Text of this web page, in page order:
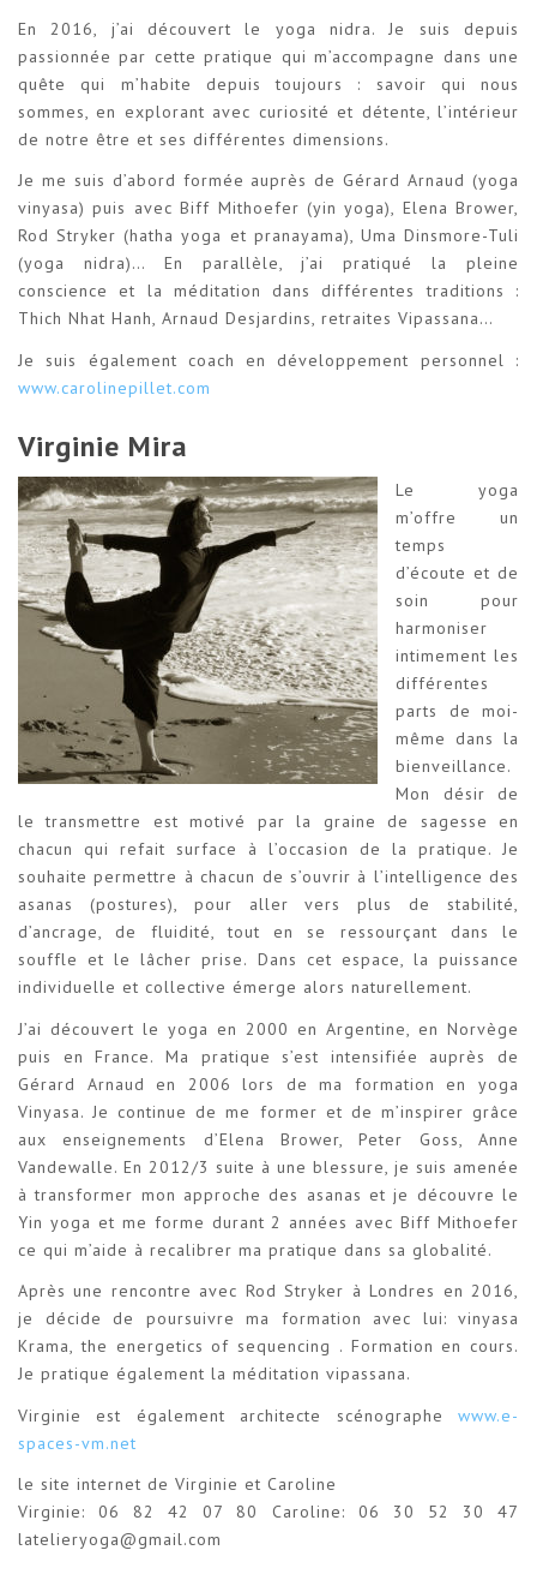
En 2016, j’ai découvert le yoga nidra. Je suis depuis
passionnée par cette pratique qui m’accompagne dans une
quête qui m’habite depuis toujours : savoir qui nous
sommes, en explorant avec curiosité et détente, l’intérieur
de notre être et ses différentes dimensions.
Je me suis d’abord formée auprès de Gérard Arnaud (yoga
vinyasa) puis avec Biff Mithoefer (yin yoga), Elena Brower,
Rod Stryker (hatha yoga et pranayama), Uma Dinsmore-Tuli
(yoga nidra)… En parallèle, j’ai pratiqué la pleine
conscience et la méditation dans différentes traditions :
Thich Nhat Hanh, Arnaud Desjardins, retraites Vipassana…
​Je suis également coach en développement personnel :
www.carolinepillet.com
Virginie Mira
Le yoga
m’offre un
temps
d’écoute et de
soin pour
harmoniser
intimement les
différentes
parts de moi-
même dans la
bienveillance.
Mon désir de
le transmettre est motivé par la graine de sagesse en
chacun qui refait surface à l’occasion de la pratique. Je
souhaite permettre à chacun de s’ouvrir à l’intelligence des
asanas (postures), pour aller vers plus de stabilité,
d’ancrage, de fluidité, tout en se ressourçant dans le
souffle et le lâcher prise. Dans cet espace, la puissance
individuelle et collective émerge alors naturellement.
J’ai découvert le yoga en 2000 en Argentine, en Norvège
puis en France. Ma pratique s’est intensifiée auprès de
Gérard Arnaud en 2006 lors de ma formation en yoga
Vinyasa. Je continue de me former et de m’inspirer grâce
aux enseignements d’Elena Brower, Peter Goss, Anne
Vandewalle. En 2012/3 suite à une blessure, je suis amenée
à transformer mon approche des asanas et je découvre le
Yin yoga et me forme durant 2 années avec Biff Mithoefer
ce qui m’aide à recalibrer ma pratique dans sa globalité.
Après une rencontre avec Rod Stryker à Londres en 2016,
je décide de poursuivre ma formation avec lui: vinyasa
Krama, the energetics of sequencing . Formation en cours.
Je pratique également la méditation vipassana.
Virginie est également architecte scénographe www.e-
spaces-vm.net
le site internet de Virginie et Caroline
Virginie: 06 82 42 07 80 Caroline: 06 30 52 30 47
latelieryoga@gmail.com